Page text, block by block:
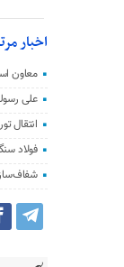
اخبار
معاون
علی
انتقال توربین و
فولاد